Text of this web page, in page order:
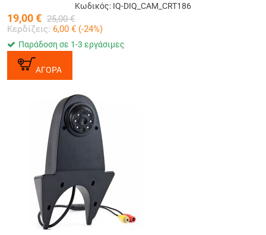
Κωδικός: IQ-DIQ_CAM_CRT186
19,00€ 25,00 €
Κερδίζεις: 6,00 € (-24%)
Παράδοση σε 1-3 εργάσιμες
ΑΓΟΡΑ